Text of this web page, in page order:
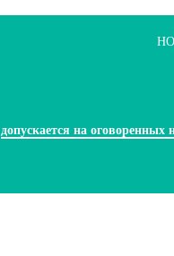
допускается на оговоренных